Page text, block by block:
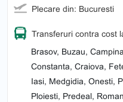
Plecare din: Bucuresti
Transferuri contra cost
Brasov, Buzau,
Constanta, Craiova,
Iasi, Medgidia, Onesti,
Ploiesti, Predeal,